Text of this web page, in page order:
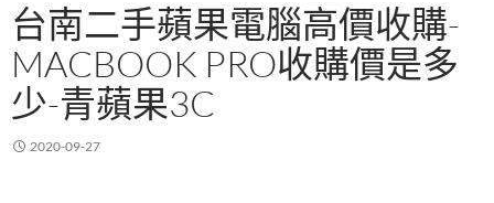
台南二手蘋果電腦高價收購-
MACBOOK PRO收購價是多
少-青蘋果3C
2020-09-27